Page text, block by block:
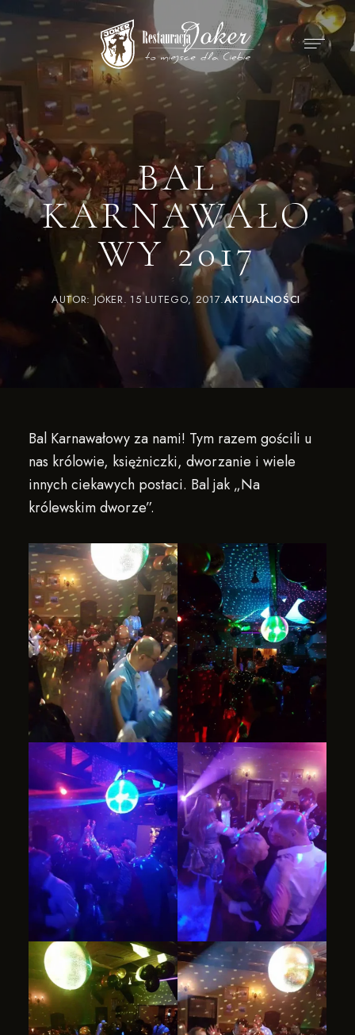
BAL
KARNAWAŁO
WY 2017
AUTOR:JOKER 15 LUTEGO, 2017 AKTUALNOŚCI
Bal Karnawałowy za nami! Tym razem gościli u
nas królowie, księżniczki, dworzanie i wiele
innych ciekawych postaci. Bal jak „Na
królewskim dworze”.